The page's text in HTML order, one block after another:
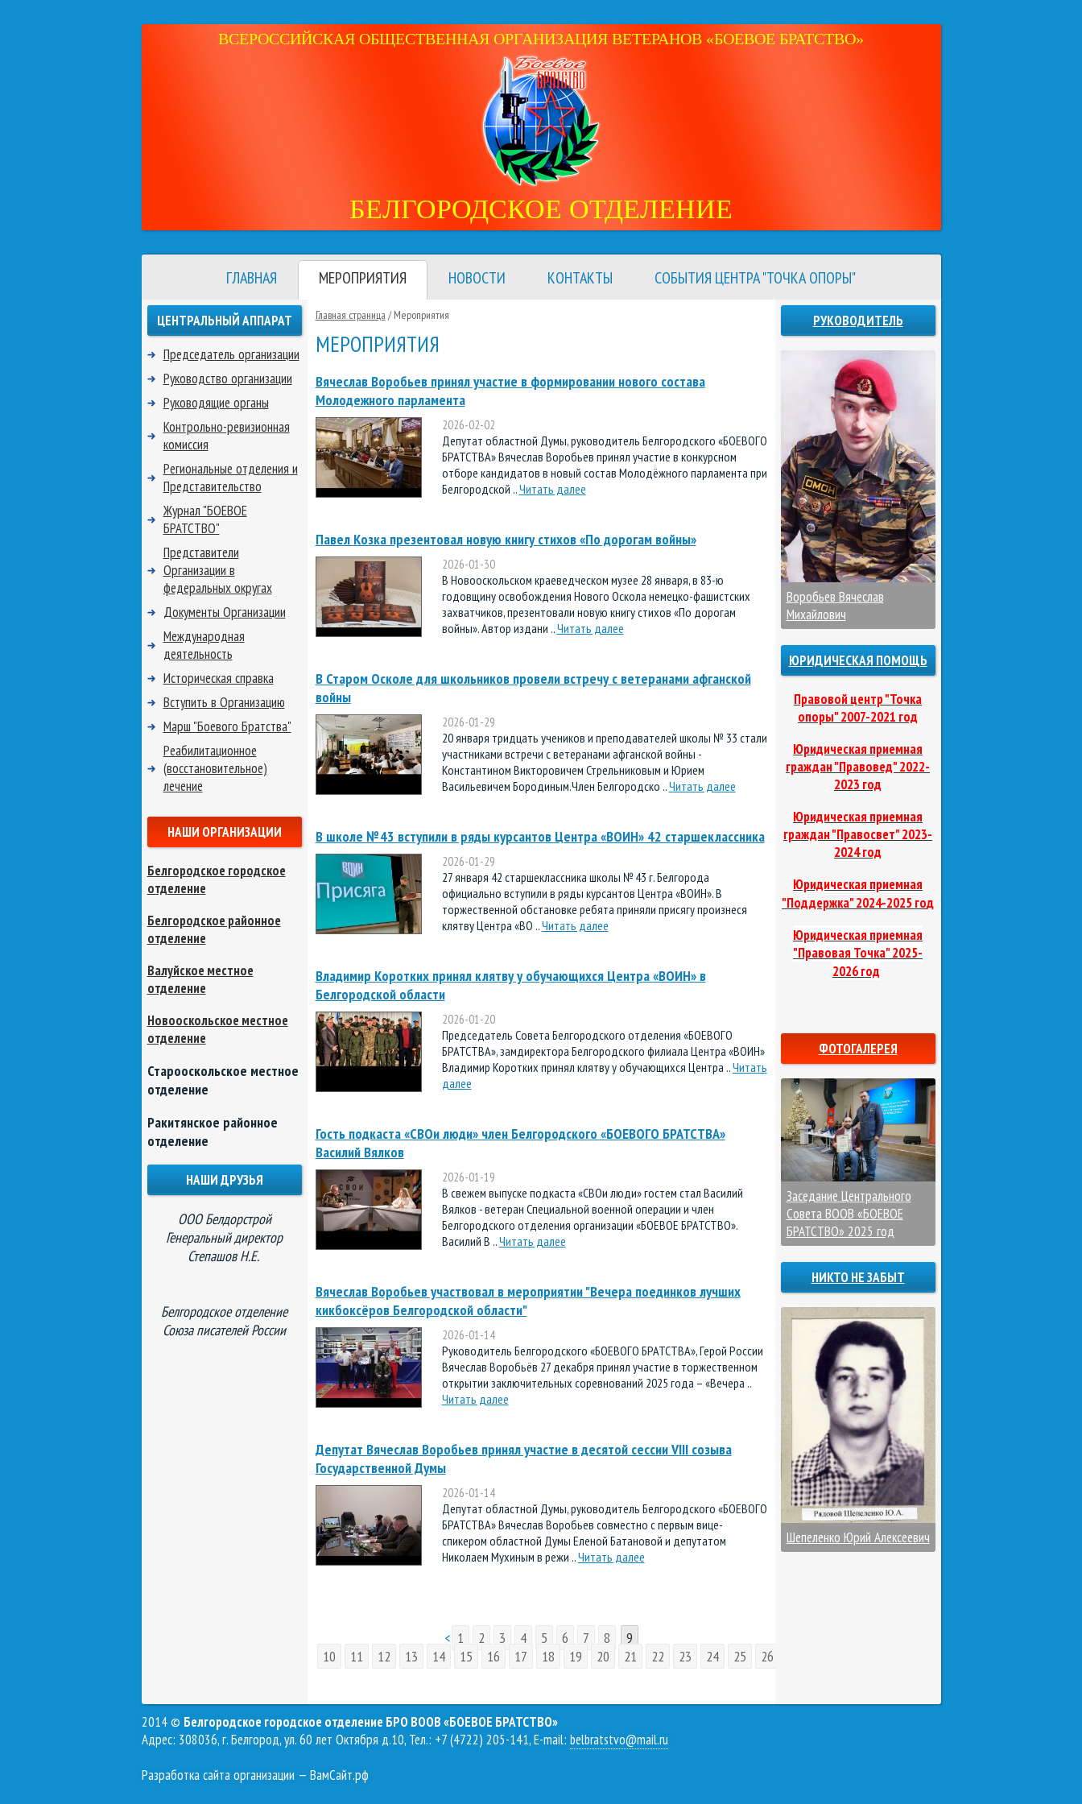
ВСЕРОССИЙСКАЯ ОБЩЕСТВЕННАЯ ОРГАНИЗАЦИЯ ВЕТЕРАНОВ «БОЕВОЕ БРАТСТВО»
БЕЛГОРОДСКОЕ ОТДЕЛЕНИЕ
ГЛАВНАЯ МЕРОПРИЯТИЯ НОВОСТИ КОНТАКТЫ СОБЫТИЯ ЦЕНТРА "ТОЧКА ОПОРЫ"
Главная страница /Мероприятия
МЕРОПРИЯТИЯ
Вячеслав Воробьев принял участие в формировании нового состава
Молодежного парламента
2026-02-02
Депутат областной Думы, руководитель Белгородского «БОЕВОГО
БРАТСТВА» Вячеслав Воробьев принял участие в конкурсном
отборе кандидатов в новый состав Молодёжного парламента при
Белгородской ..Читать далее
Павел Козка презентовал новую книгу стихов «По дорогам войны»
2026-01-30
В Новооскольском краеведческом музее 28 января, в 83-ю
годовщину освобождения Нового Оскола немецко-фашистских
захватчиков, презентовали новую книгу стихов «По дорогам
войны». Автор издани ..Читать далее
В Старом Осколе для школьников провели встречу с ветеранами афганской
войны
2026-01-29
20 января тридцать учеников и преподавателей школы № 33 стали
участниками встречи с ветеранами афганской войны -
Константином Викторовичем Стрельниковым и Юрием
Васильевичем Бородиным.Член Белгородско ..Читать далее
В школе № 43 вступили в ряды курсантов Центра «ВОИН» 42 старшеклассника
2026-01-29
27 января 42 старшеклассника школы № 43 г. Белгорода
официально вступили в ряды курсантов Центра «ВОИН». В
торжественной обстановке ребята приняли присягу произнеся
клятву Центра «ВО ..Читать далее
Владимир Коротких принял клятву у обучающихся Центра «ВОИН» в
Белгородской области
2026-01-20
Председатель Совета Белгородского отделения «БОЕВОГО
БРАТСТВА», замдиректора Белгородского филиала Центра «ВОИН»
Владимир Коротких принял клятву у обучающихся Центра ..Читать
далее
Гость подкаста «СВОи люди» член Белгородского «БОЕВОГО БРАТСТВА»
Василий Вялков
2026-01-19
В свежем выпуске подкаста «СВОи люди» гостем стал Василий
Вялков - ветеран Специальной военной операции и член
Белгородского отделения организации «БОЕВОЕ БРАТСТВО».
Василий В ..Читать далее
Вячеслав Воробьев участвовал в мероприятии "Вечера поединков лучших
кикбоксёров Белгородской области"
2026-01-14
Руководитель Белгородского «БОЕВОГО БРАТСТВА», Герой России
Вячеслав Воробьёв 27 декабря принял участие в торжественном
открытии заключительных соревнований 2025 года – «Вечера ..
Читать далее
Депутат Вячеслав Воробьев принял участие в десятой сессии VIII созыва
Государственной Думы
2026-01-14
Депутат областной Думы, руководитель Белгородского «БОЕВОГО
БРАТСТВА» Вячеслав Воробьев совместно с первым вице-
спикером областной Думы Еленой Батановой и депутатом
Николаем Мухиным в режи ..Читать далее
< 1 2 3 4 5 6 7 8
9
10
11 12 13 14 15 16 17 18 19 20 21 22 23 24 25 26
ЦЕНТРАЛЬНЫЙ АППАРАТ
Председатель организации
Руководство организации
Руководящие органы
Контрольно-ревизионная
комиссия
Региональные отделения и
Представительство
Журнал "БОЕВОЕ
БРАТСТВО"
Представители
Организации в
федеральных округах
Документы Организации
Международная
деятельность
Историческая справка
Вступить в Организацию
Марш "Боевого Братства"
Реабилитационное
(восстановительное)
лечение
НАШИ ОРГАНИЗАЦИИ
Белгородское городское
отделение
Белгородское районное
отделение
Валуйское местное
отделение
Новооскольское местное
отделение
Старооскольское местное
отделение
Ракитянское районное
отделение
НАШИ ДРУЗЬЯ
ООО Белдорстрой
Генеральный директор
Степашов Н.Е.
Белгородское отделение
Союза писателей России
РУКОВОДИТЕЛЬ
Воробьев Вячеслав
Михайлович
ЮРИДИЧЕСКАЯ ПОМОЩЬ
Правовой центр "Точка
опоры" 2007-2021 год
Юридическая приемная
граждан "Правовед"2022-
2023 год
Юридическая приемная
граждан "Правосвет"2023-
2024 год
Юридическая приемная
"Поддержка"2024-2025 год
Юридическая приемная
"Правовая Точка"2025-
2026 год
ФОТОГАЛЕРЕЯ
Заседание Центрального
Совета ВООВ «БОЕВОЕ
БРАТСТВО» 2025 год
НИКТО НЕ ЗАБЫТ
Шепеленко Юрий Алексеевич
2014 © Белгородское городское отделение БРО ВООВ «БОЕВОЕ БРАТСТВО»
Адрес: 308036, г. Белгород, ул. 60 лет Октября д.10, Тел.: +7 (4722) 205-141, E-mail: belbratstvo@mail.ru
Разработка сайта организации — ВамСайт.рф